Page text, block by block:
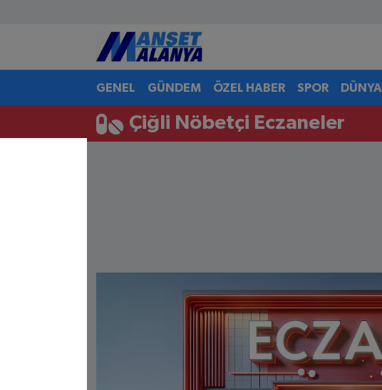
GENEL GÜNDEM ÖZEL HABER SPOR DÜNYA
Çiğli Nöbetçi Eczaneler
Antalya Nöbetçi Eczaneler
Antalya Hava Durumu
Antalya Namaz Vakitleri
Son Dakika Haberleri